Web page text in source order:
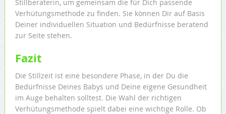
Stillberaterin, um gemeinsam die für Dich passende
Verhütungsmethode zu finden. Sie können Dir auf Basis
Deiner individuellen Situation und Bedürfnisse beratend
zur Seite stehen.
Fazit
Die Stillzeit ist eine besondere Phase, in der Du die
Bedürfnisse Deines Babys und Deine eigene Gesundheit
im Auge behalten solltest. Die Wahl der richtigen
Verhütungsmethode spielt dabei eine wichtige Rolle. Ob